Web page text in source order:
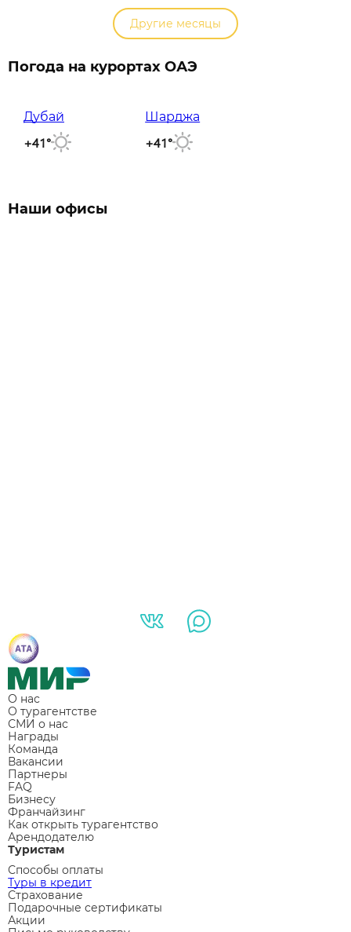
Другие месяцы
Погода на курортах ОАЭ
Дубай
+41°
Шарджа
+41°
Наши офисы
О нас
О турагентстве
СМИ о нас
Награды
Команда
Вакансии
Партнеры
FAQ
Бизнесу
Франчайзинг
Как открыть турагентство
Арендодателю
Туристам
Способы оплаты
Туры в кредит
Страхование
Подарочные сертификаты
Акции